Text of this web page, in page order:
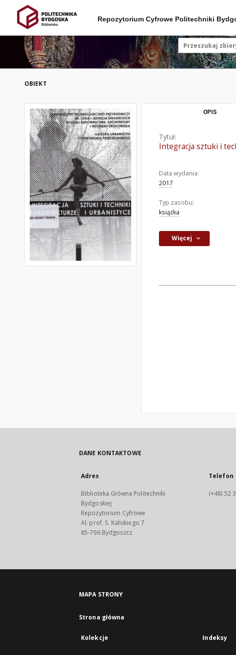
Repozytorium Cyfrowe Politechniki
OBIEKT
OPIS
Tytuł:
Integracja sztuki i
Data wydania:
2017
Typ zasobu:
książka
Więcej
DANE KONTAKTOWE
Adres
Biblioteka Główna Politechniki
Bydgoskiej
Repozytorium Cyfrowe
Al. prof. S. Kaliskiego 7
85-796 Bydgoszcz
Telefon
(+48) 52
MAPA STRONY
Strona główna
Kolekcje Indeksy